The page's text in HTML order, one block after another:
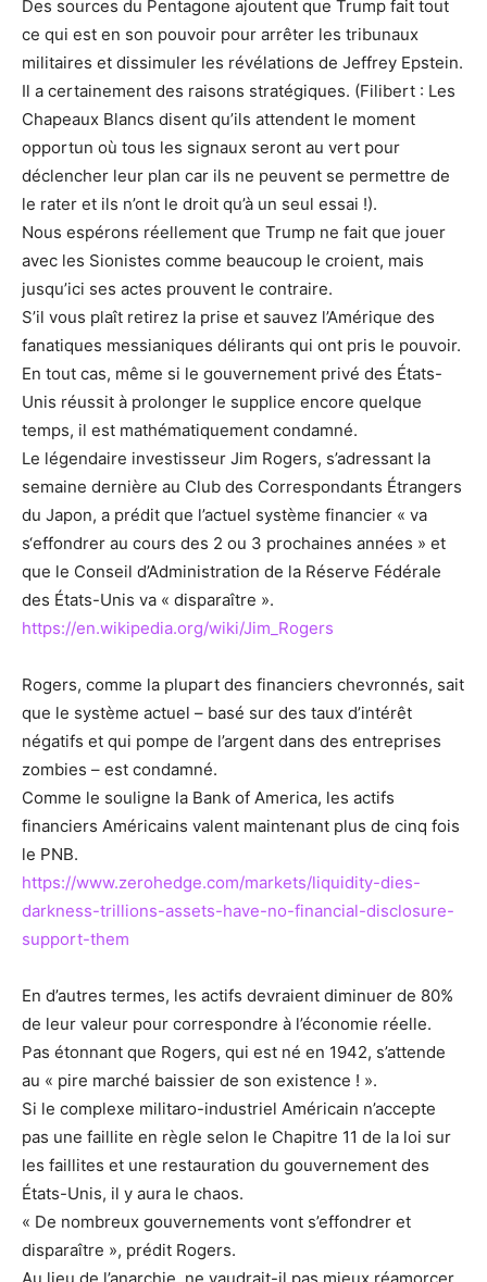
Des sources du Pentagone ajoutent que Trump fait tout
ce qui est en son pouvoir pour arrêter les tribunaux
militaires et dissimuler les révélations de Jeffrey Epstein.
Il a certainement des raisons stratégiques. (Filibert : Les
Chapeaux Blancs disent qu’ils attendent le moment
opportun où tous les signaux seront au vert pour
déclencher leur plan car ils ne peuvent se permettre de
le rater et ils n’ont le droit qu’à un seul essai !).
Nous espérons réellement que Trump ne fait que jouer
avec les Sionistes comme beaucoup le croient, mais
jusqu’ici ses actes prouvent le contraire.
S’il vous plaît retirez la prise et sauvez l’Amérique des
fanatiques messianiques délirants qui ont pris le pouvoir.
En tout cas, même si le gouvernement privé des États-
Unis réussit à prolonger le supplice encore quelque
temps, il est mathématiquement condamné.
Le légendaire investisseur Jim Rogers, s’adressant la
semaine dernière au Club des Correspondants Étrangers
du Japon, a prédit que l’actuel système financier « va
s‘effondrer au cours des 2 ou 3 prochaines années » et
que le Conseil d’Administration de la Réserve Fédérale
des États-Unis va « disparaître ».
https://en.wikipedia.org/wiki/Jim_Rogers
Rogers, comme la plupart des financiers chevronnés, sait
que le système actuel – basé sur des taux d’intérêt
négatifs et qui pompe de l’argent dans des entreprises
zombies – est condamné.
Comme le souligne la Bank of America, les actifs
financiers Américains valent maintenant plus de cinq fois
le PNB.
https://www.zerohedge.com/markets/liquidity-dies-
darkness-trillions-assets-have-no-financial-disclosure-
support-them
En d’autres termes, les actifs devraient diminuer de 80%
de leur valeur pour correspondre à l’économie réelle.
Pas étonnant que Rogers, qui est né en 1942, s’attende
au « pire marché baissier de son existence ! ».
Si le complexe militaro-industriel Américain n’accepte
pas une faillite en règle selon le Chapitre 11 de la loi sur
les faillites et une restauration du gouvernement des
États-Unis, il y aura le chaos.
« De nombreux gouvernements vont s’effondrer et
disparaître », prédit Rogers.